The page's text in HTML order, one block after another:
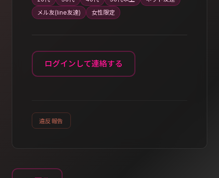
メル友(line友達)
女性限定
ログインして連絡する
違反報告